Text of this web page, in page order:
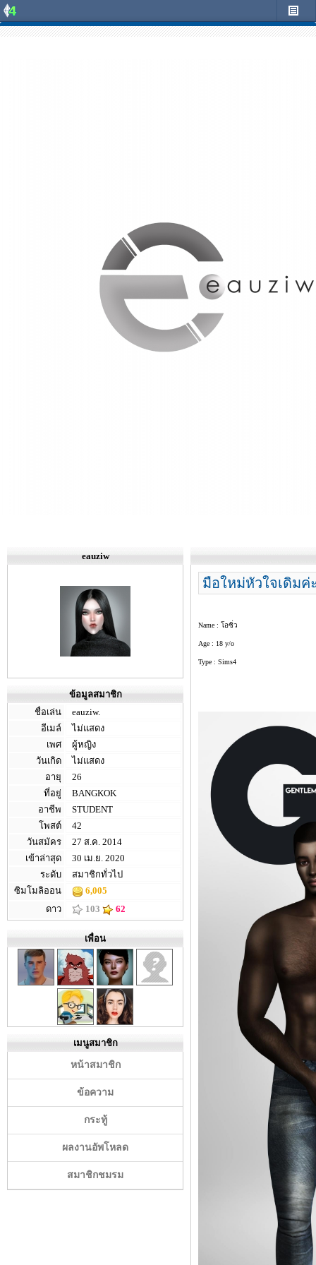
eauziw
ข้อมูลสมาชิก
ชื่อเล่น
eauziw.
อีเมล์
ไม่แสดง
เพศ
ผู้หญิง
วันเกิด
ไม่แสดง
อายุ
26
ที่อยู่
BANGKOK
อาชีพ
STUDENT
โพสต์
42
วันสมัคร
27 ส.ค. 2014
เข้าล่าสุด
30 เม.ย. 2020
ระดับ
สมาชิกทั่วไป
ซิมโมลิออน
6,005
ดาว
103 62
เพื่อน
เมนูสมาชิก
หน้าสมาชิก
ข้อความ
กระทู้
ผลงานอัพโหลด
สมาชิกชมรม
มือใหม่หัวใจเดิมค่
Name : โอซิ่ว
Age : 18 y/o
Type : Sims4